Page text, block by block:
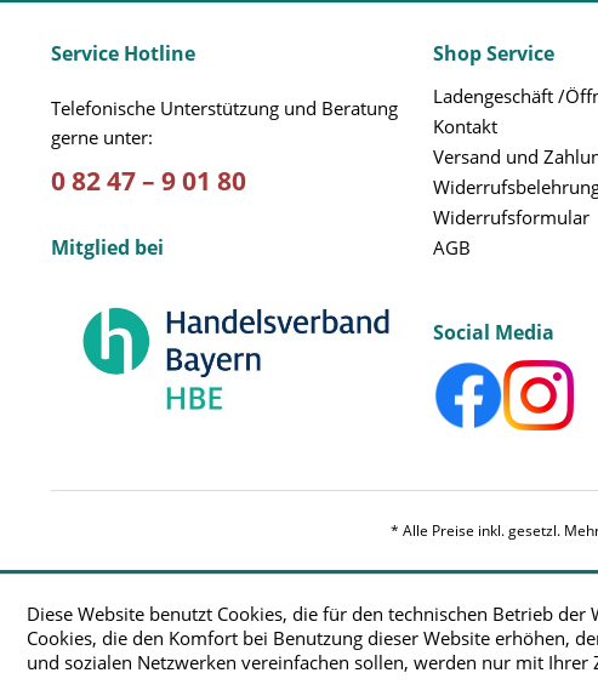
Service Hotline
Telefonische Unterstützung und Beratung
gerne unter:
0 82 47 – 9 01 80
Mitglied bei
Shop Service
Ladengeschäft /
Kontakt
Versand und
Widerrufsformular
AGB
Social Media
* Alle Preise inkl. gesetzl.
Diese Website benutzt Cookies, die für den technischen Betrieb
Cookies, die den Komfort bei Benutzung dieser Website erhöhen,
und sozialen Netzwerken vereinfachen sollen, werden nur mit Ihrer